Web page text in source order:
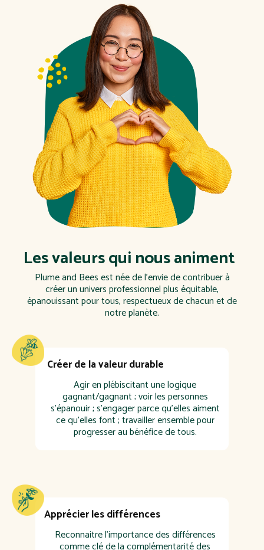
Les valeurs qui nous animent
Plume and Bees est née de l’envie de contribuer à
créer un univers professionnel plus équitable,
épanouissant pour tous, respectueux de chacun et de
notre planète.
Créer de la valeur durable
Agir en plébiscitant une logique
gagnant/gagnant ; voir les personnes
s’épanouir ; s’engager parce qu’elles aiment
ce qu’elles font ; travailler ensemble pour
progresser au bénéfice de tous.
Apprécier les différences
Reconnaitre l'importance des différences